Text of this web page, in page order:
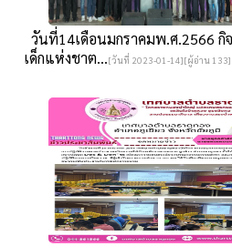
วันที่14เดือนมกราคมพ.ศ.2566 กิ
เด็กแห่งชาต...[วันที่ 2023-01-14][ผู้อ่าน 133]